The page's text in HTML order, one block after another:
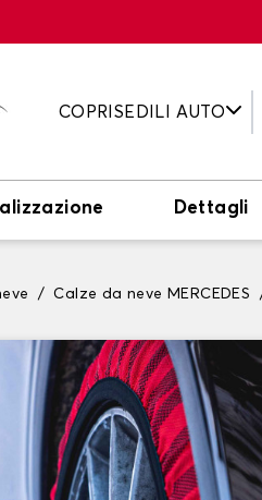
COPRISEDILI AUTO
Dettagli
Calze da neve MERCEDES